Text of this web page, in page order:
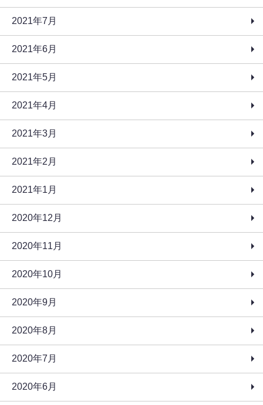
2021年7月
2021年6月
2021年5月
2021年4月
2021年3月
2021年2月
2021年1月
2020年12月
2020年11月
2020年10月
2020年9月
2020年8月
2020年7月
2020年6月